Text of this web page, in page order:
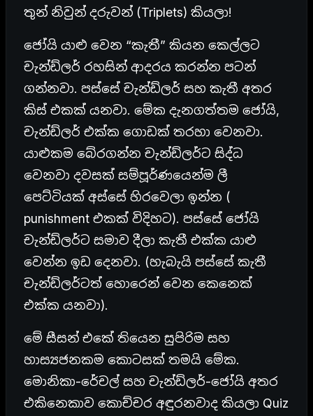
තුන් නිවුන් දරුවන් (Triplets) කියලා!
ජෝයි යාළු වෙන “කැතී” කියන කෙල්ලට
චැන්ඩ්ලර් රහසින් ආදරය කරන්න පටන්
ගන්නවා. පස්සේ චැන්ඩ්ලර් සහ කැතී අතර
කිස් එකක් යනවා. මේක දැනගත්තම ජෝයි,
චැන්ඩ්ලර් එක්ක ගොඩක් තරහා වෙනවා.
යාළුකම බේරගන්න චැන්ඩ්ලර්ට සිද්ධ
වෙනවා දවසක් සම්පූර්ණයෙන්ම ලී
පෙට්ටියක් අස්සේ හිරවෙලා ඉන්න (
punishment එකක් විදිහට). පස්සේ ජෝයි
චැන්ඩ්ලර්ට සමාව දීලා කැතී එක්ක යාළු
වෙන්න ඉඩ දෙනවා. (හැබැයි පස්සේ කැතී
චැන්ඩ්ලර්ටත් හොරෙන් වෙන කෙනෙක්
එක්ක යනවා).
මේ සීසන් එකේ තියෙන සුපිරිම සහ
හාස්‍යජනකම කොටසක් තමයි මේක.
මොනිකා-රේචල් සහ චැන්ඩ්ලර්-ජෝයි අතර
එකිනෙකාව කොච්චර අඳුරනවාද කියලා Quiz